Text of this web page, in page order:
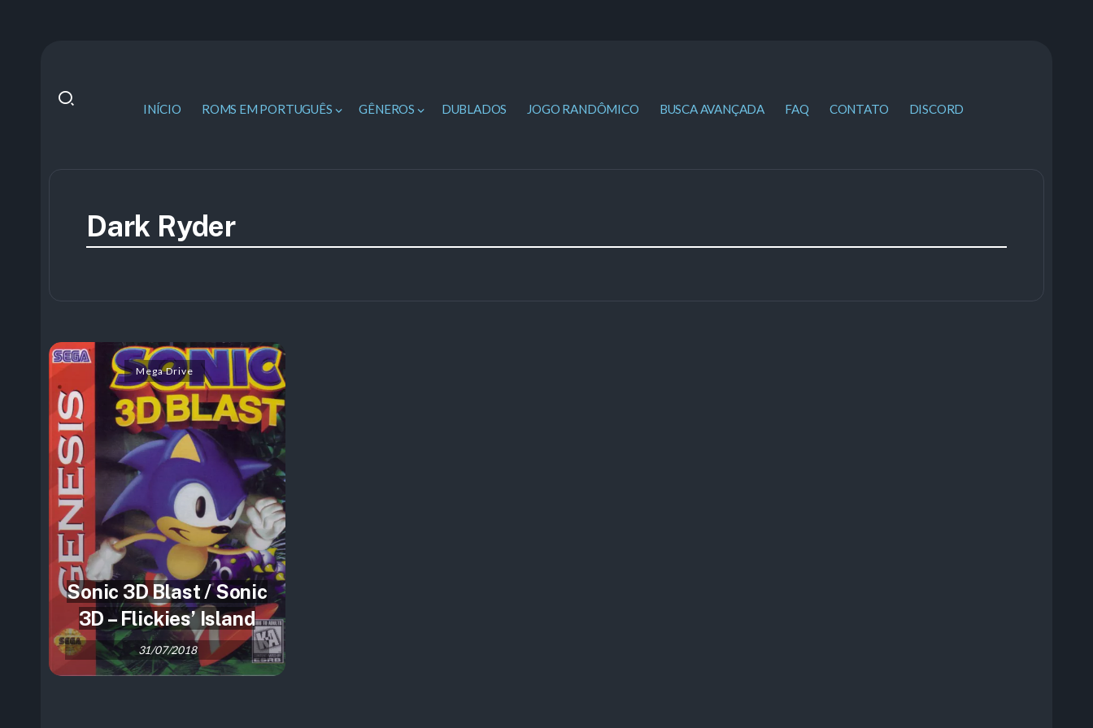
INÍCIO ROMS EM PORTUGUÊS GÊNEROS DUBLADOS JOGO RANDÔMICO BUSCA AVANÇADA FAQ CONTATO DISCORD
Dark Ryder
Mega Drive
Sonic 3D Blast / Sonic
3D – Flickies’ Island
31/07/2018